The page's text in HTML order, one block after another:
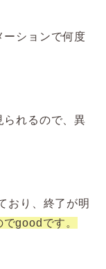
ーションで何度
られるので、異
おり、終了が明
goodです。